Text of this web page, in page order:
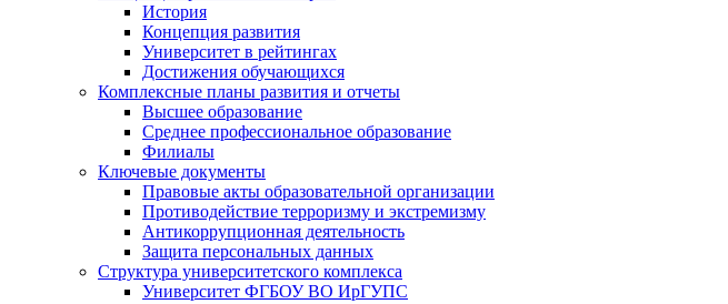
История
Концепция развития
Университет в рейтингах
Достижения обучающихся
Комплексные планы развития и отчеты
Высшее образование
Среднее профессиональное образование
Филиалы
Ключевые документы
Правовые акты образовательной организации
Противодействие терроризму и экстремизму
Антикоррупционная деятельность
Защита персональных данных
Структура университетского комплекса
Университет ФГБОУ ВО ИрГУПС